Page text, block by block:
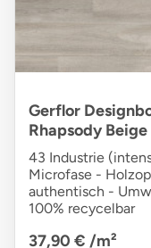
Gerflor
Rhapsody
43 Industrie
Microfase -
authentisch -
100% recycelbar
37,90 € /m²